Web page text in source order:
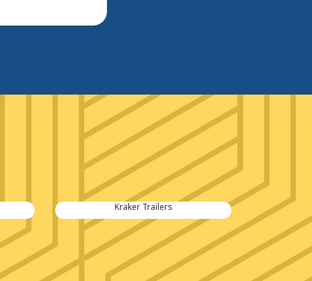
Kraker Trailers